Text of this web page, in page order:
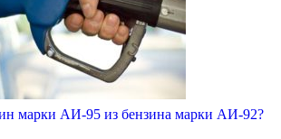
марки АИ-95 из бензина марки АИ-92?